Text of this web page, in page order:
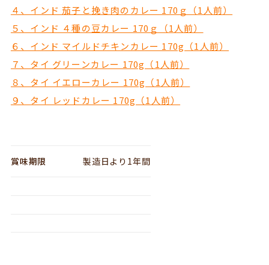
４、インド 茄子と挽き肉のカレー 170ｇ（1人前）
５、インド ４種の豆カレー 170ｇ（1人前）
６、インド マイルドチキンカレー 170g（1人前）
７、タイ グリーンカレー 170g（1人前）
８、タイ イエローカレー 170g（1人前）
９、タイ レッドカレー 170g（1人前）
賞味期限 製造日より1年間